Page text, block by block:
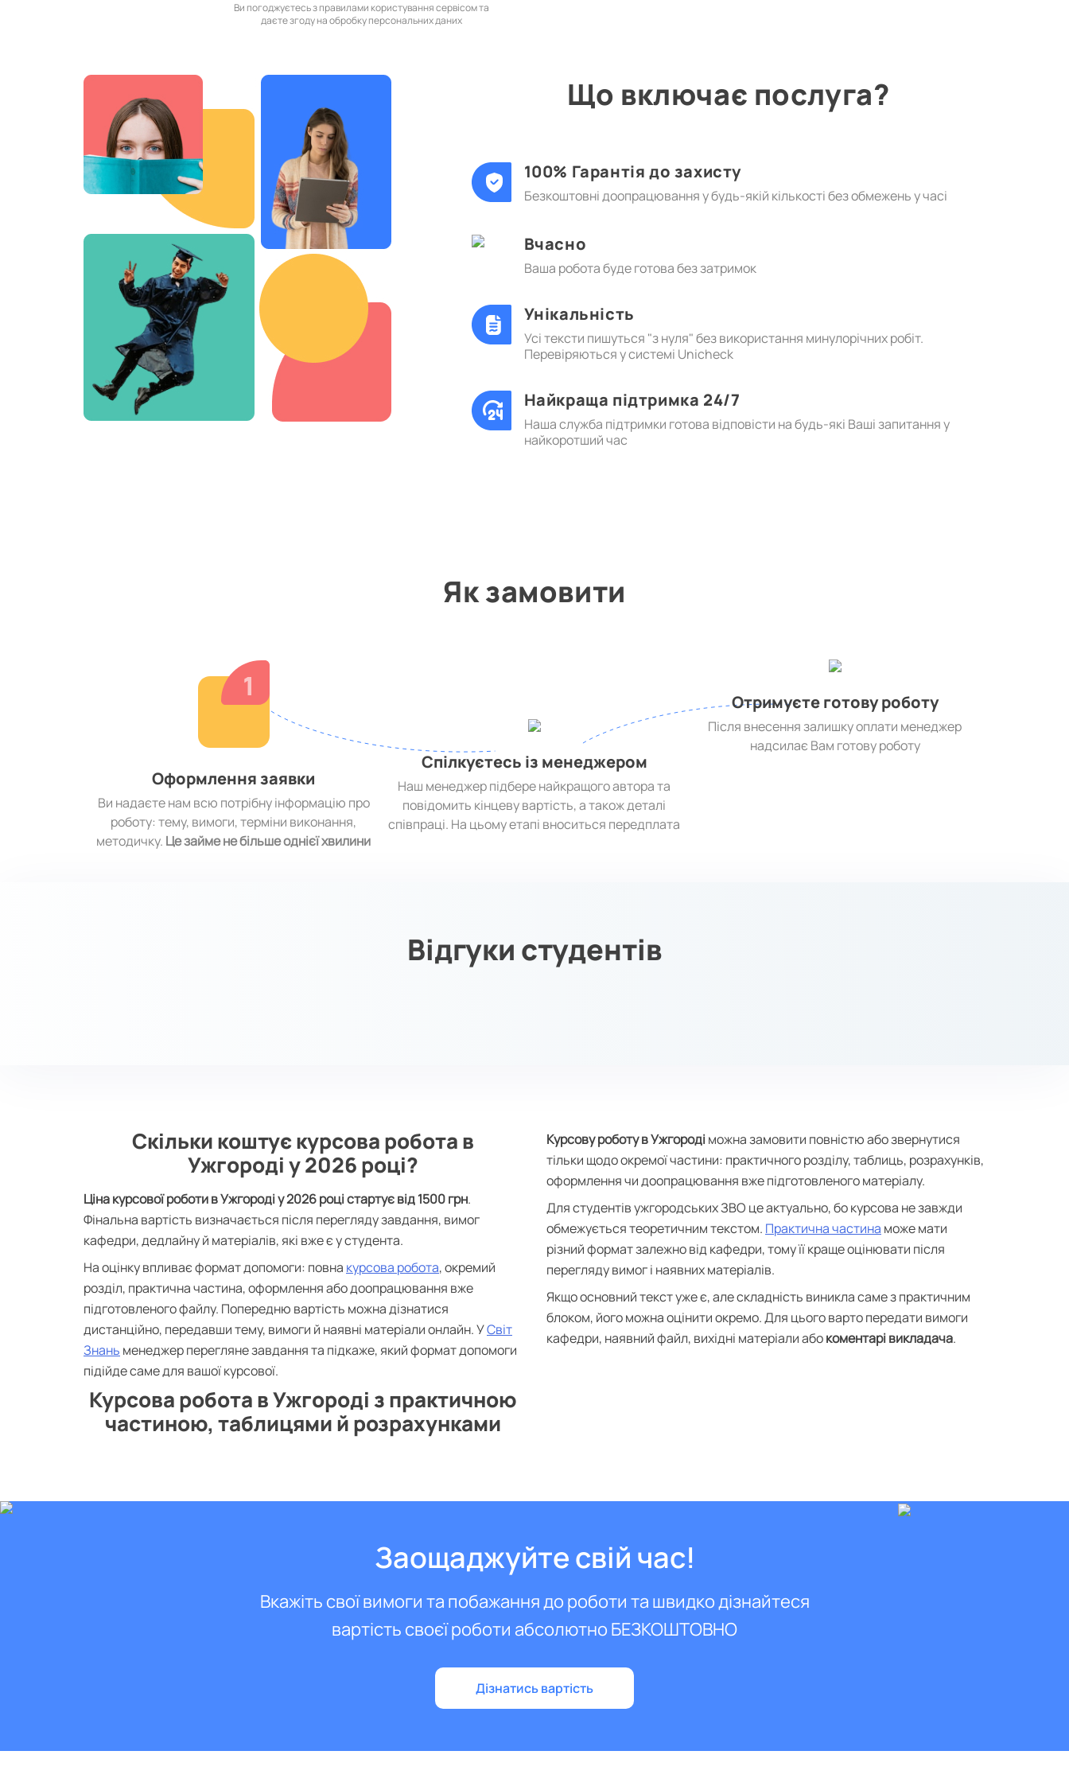
Ви погоджуєтесь з правилами користування сервісом та
даєте згоду на обробку персональних даних
Що включає послуга?
100% Гарантія до захисту
Безкоштовні доопрацювання у будь-якій кількості без обмежень у часі
Вчасно
Ваша робота буде готова без затримок
Унікальність
Усі тексти пишуться "з нуля" без використання минулорічних робіт.
Перевіряються у системі Unicheck
Найкраща підтримка 24/7
Наша служба підтримки готова відповісти на будь-які Ваші запитання у
найкоротший час
Як замовити
Оформлення заявки
Ви надаєте нам всю потрібну інформацію про
роботу: тему, вимоги, терміни виконання,
методичку. Це займе не більше однієї хвилини
Спілкуєтесь із менеджером
Наш менеджер підбере найкращого автора та
повідомить кінцеву вартість, а також деталі
співпраці. На цьому етапі вноситься передплата
Отримуєте готову роботу
Після внесення залишку оплати менеджер
надсилає Вам готову роботу
Відгуки студентів
Скільки коштує курсова робота в
Ужгороді у 2026 році?
Ціна курсової роботи в Ужгороді у 2026 році стартує від 1500 грн.
Фінальна вартість визначається після перегляду завдання, вимог
кафедри, дедлайну й матеріалів, які вже є у студента.
На оцінку впливає формат допомоги: повна курсова робота, окремий
розділ, практична частина, оформлення або доопрацювання вже
підготовленого файлу. Попередню вартість можна дізнатися
дистанційно, передавши тему, вимоги й наявні матеріали онлайн. УСвіт
Знань менеджер перегляне завдання та підкаже, який формат допомоги
підійде саме для вашої курсової.
Курсова робота в Ужгороді з практичною
частиною, таблицями й розрахунками
Курсову роботу в Ужгороді можна замовити повністю або звернутися
тільки щодо окремої частини: практичного розділу, таблиць, розрахунків,
оформлення чи доопрацювання вже підготовленого матеріалу.
Для студентів ужгородських ЗВО це актуально, бо курсова не завжди
обмежується теоретичним текстом. Практична частина може мати
різний формат залежно від кафедри, тому її краще оцінювати після
перегляду вимог і наявних матеріалів.
Якщо основний текст уже є, але складність виникла саме з практичним
блоком, його можна оцінити окремо. Для цього варто передати вимоги
кафедри, наявний файл, вихідні матеріали абокоментарі викладача.
Заощаджуйте свій час!
Вкажіть свої вимоги та побажання до роботи та швидко дізнайтеся
вартість своєї роботи абсолютно БЕЗКОШТОВНО
Дізнатись вартість